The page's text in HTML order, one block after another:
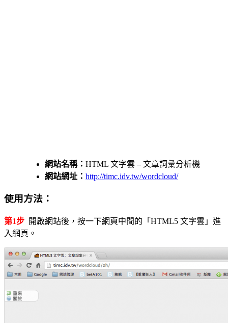
網站名稱： HTML 文字雲 – 文章詞彙分析機
網站網址： http://timc.idv.tw/wordcloud/
使用方法：
第1步 開啟網站後，按一下網頁中間的「HTML5 文字雲」進
入網頁。